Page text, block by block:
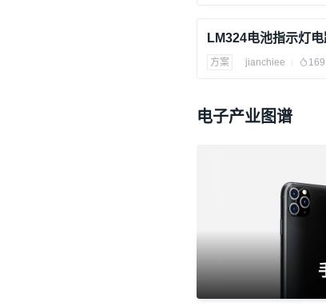
LM324电池指示灯
方案 jianchiee 169
电子产业图谱